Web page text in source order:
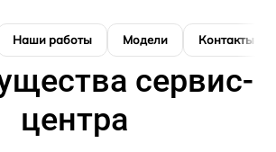
Наши работы Модели Контакты
сервис-
центра